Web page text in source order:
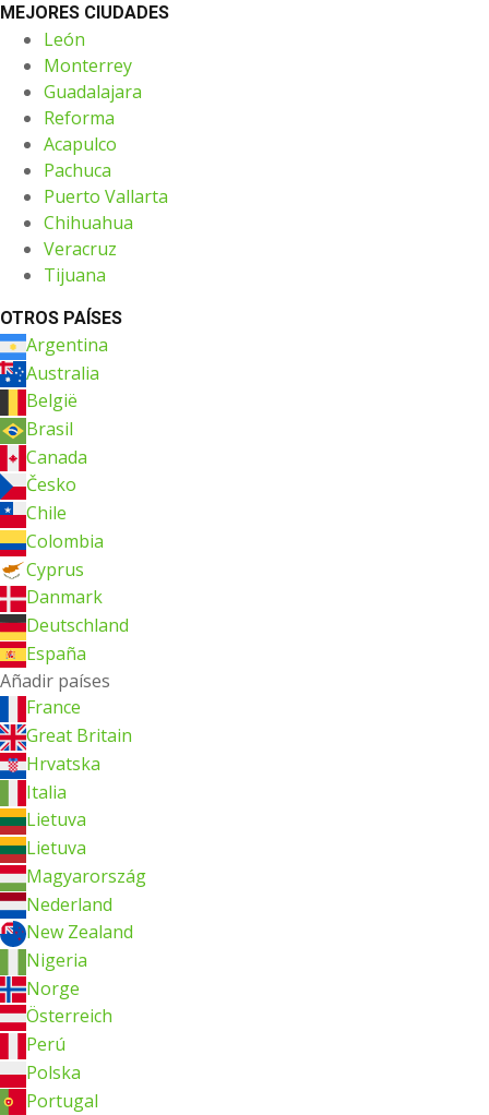
MEJORES CIUDADES
León
Monterrey
Guadalajara
Reforma
Acapulco
Pachuca
Puerto Vallarta
Chihuahua
Veracruz
Tijuana
OTROS PAÍSES
Argentina
Australia
België
Brasil
Canada
Česko
Chile
Colombia
Cyprus
Danmark
Deutschland
España
Añadir países
France
Great Britain
Hrvatska
Italia
Lietuva
Lietuva
Magyarország
Nederland
New Zealand
Nigeria
Norge
Österreich
Perú
Polska
Portugal